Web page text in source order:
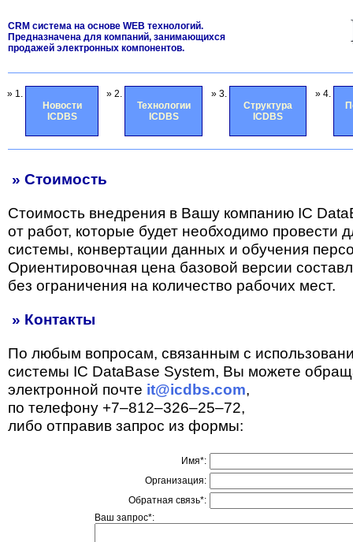
CRM система на основе WEB технологий.
Предназначена для компаний, занимающихся
продажей электронных компонентов.
» 1.
Новости
ICDBS
» 2.
Технологии
ICDBS
» 3.
Структура
ICDBS
» 4.
» Стоимость
Стоимость внедрения в Вашу компанию IC
от работ, которые будет необходимо провести
системы, конвертации данных и обучения
Ориентировочная цена базовой версии
без ограничения на количество рабочих мест.
» Контакты
По любым вопросам, связанным с
системы IC DataBase System, Вы можете
электронной почте it@icdbs.com,
по телефону +7–812–326–25–72,
либо отправив запрос из формы:
Имя*:
Организация:
Обратная связь*:
Ваш запрос*: